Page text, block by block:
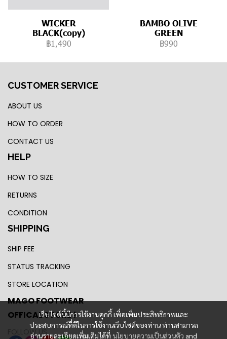
WICKER
BLACK(copy)
฿1,490
BAMBO OLIVE
GREEN
฿990
เว็บไซต์นี้มีการใช้งานคุกกี้ เพื่อเพิ่มประสิทธิภาพและ
ประสบการณ์ที่ดีในการใช้งานเว็บไซต์ของท่าน ท่านสามารถ
อ่านรายละเอียดเพิ่มเติมได้ที่ นโยบายความเป็นส่วนตัว and
CUSTOMER SERVICE
ABOUT US
HOW TO ORDER
CONTACT US
HELP
HOW TO SIZE
RETURNS
CONDITION
SHIPPING
SHIP FEE
STATUS TRACKING
STORE LOCATION
MAGO FOOTWEAR
OFFICAL STORE !
FOLLOW US